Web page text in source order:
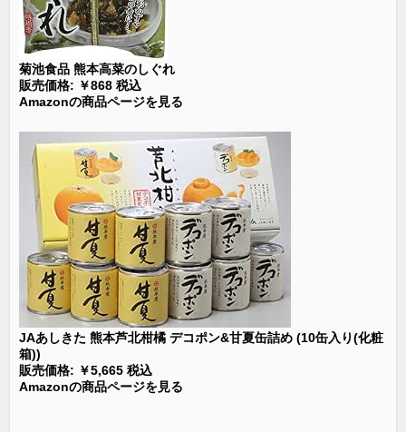
菊池食品 熊本高菜のしぐれ
販売価格: ￥868 税込
Amazonの商品ページを見る
JAあしきた 熊本芦北柑橘 デコポン&甘夏缶詰め (10缶入り(化粧
箱))
販売価格: ￥5,665 税込
Amazonの商品ページを見る